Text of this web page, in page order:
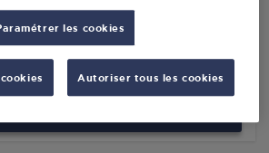
AUTOMATIQUE 24/24
les cookies
Autoriser tous les cookies